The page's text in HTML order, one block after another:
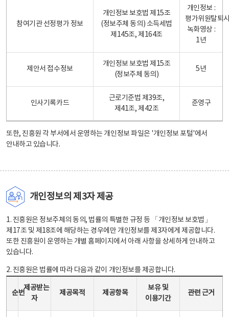
참여기관 선정평가 정보
개인정보 보호법 제15조
(정보주체 동의) 소득세법
제145조, 제164조
개인정보 :
평가위원탈퇴
녹화영상 :
1년
제안서 접수정보
개인정보 보호법 제15조
(정보주체 동의)
5년
인사기록카드
근로기준법 제39조,
제41조, 제42조
준영구
또한, 진흥원 각 부서에서 운영하는 개인정보 파일은 '개인정보 포털'에서
안내하고 있습니다.
개인정보의 제3자 제공
1. 진흥원은 정보주체의 동의, 법률의 특별한 규정 등 「개인정보 보호법」
제17조 및 제18조에 해당하는 경우에만 개인정보를 제3자에게 제공합니다.
또한 진흥원이 운영하는 개별 홈페이지에서 아래 사항을 상세하게 안내하고
있습니다.
2. 진흥원은 법률에 따라 다음과 같이 개인정보를 제공합니다.
순번
제공받는
자
제공목적 제공항목
보유 및
이용기간
관련 근거